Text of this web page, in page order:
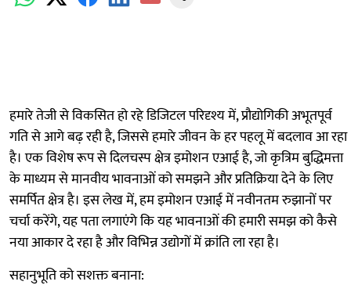
हमारे तेजी से विकसित हो रहे डिजिटल परिदृश्य में, प्रौद्योगिकी अभूतपूर्व
गति से आगे बढ़ रही है, जिससे हमारे जीवन के हर पहलू में बदलाव आ रहा
है। एक विशेष रूप से दिलचस्प क्षेत्र इमोशन एआई है, जो कृत्रिम बुद्धिमत्ता
के माध्यम से मानवीय भावनाओं को समझने और प्रतिक्रिया देने के लिए
समर्पित क्षेत्र है। इस लेख में, हम इमोशन एआई में नवीनतम रुझानों पर
चर्चा करेंगे, यह पता लगाएंगे कि यह भावनाओं की हमारी समझ को कैसे
नया आकार दे रहा है और विभिन्न उद्योगों में क्रांति ला रहा है।
सहानुभूति को सशक्त बनाना: